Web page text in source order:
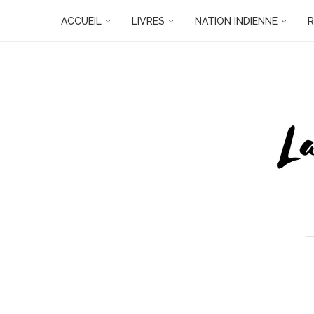
ACCUEIL LIVRES NATION INDIENNE